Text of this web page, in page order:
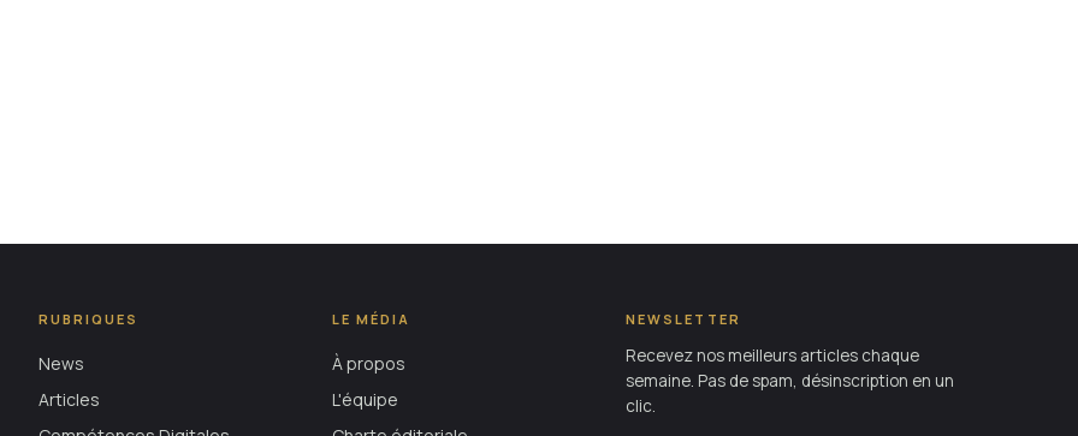
RUBRIQUES
News
Articles
LE MÉDIA
À propos
L'équipe
NEWSLETTER
Recevez nos meilleurs articles chaque
semaine. Pas de spam, désinscription en un
clic.